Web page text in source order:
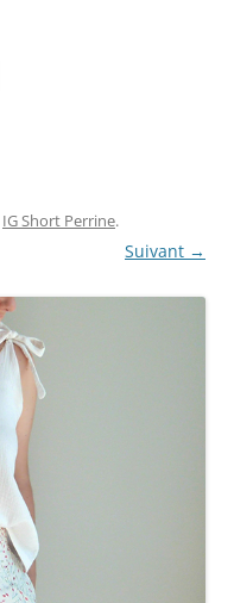
IG Short Perrine.
Suivant →